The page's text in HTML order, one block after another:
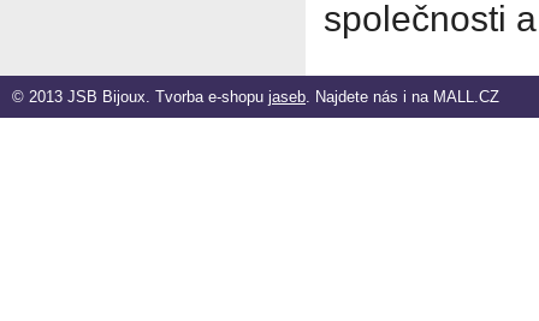
společnosti
© 2013 JSB Bijoux. Tvorba e-shopu jaseb. Najdete nás i na MALL.CZ